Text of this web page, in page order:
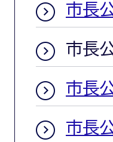
市長
市長
市長
市長